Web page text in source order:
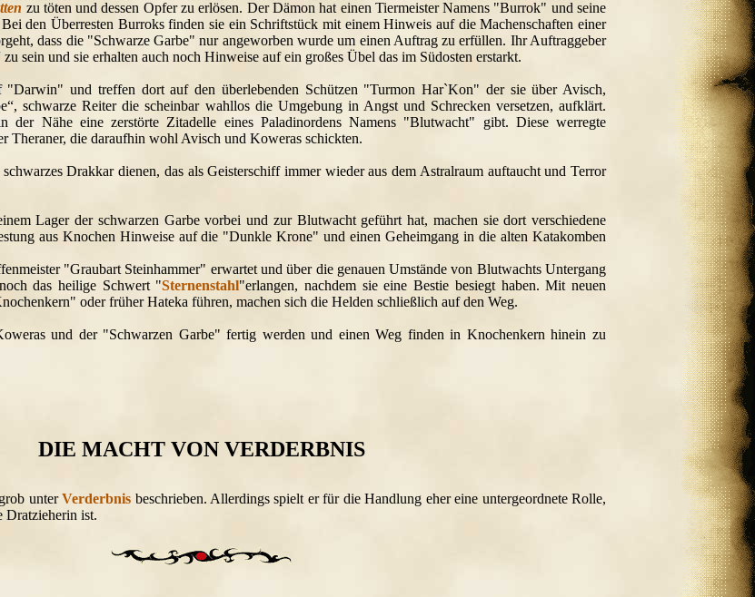
zu töten und dessen Opfer zu erlösen. Der Dämon hat einen Tiermeister Namens "Burrok" und seine
den Überresten Burroks finden sie ein Schriftstück mit einem Hinweis auf die Machenschaften einer
dass die "Schwarze Garbe" nur angeworben wurde um einen Auftrag zu erfüllen. Ihr Auftraggeber
sein und sie erhalten auch noch Hinweise auf ein großes Übel das im Südosten erstarkt.
und treffen dort auf den überlebenden Schützen "Turmon Har`Kon" der sie über Avisch,
schwarze Reiter die scheinbar wahllos die Umgebung in Angst und Schrecken versetzen, aufklärt.
der Nähe eine zerstörte Zitadelle eines Paladinordens Namens "Blutwacht" gibt. Diese werregte
Theraner, die daraufhin wohl Avisch und Koweras schickten.
Drakkar dienen, das als Geisterschiff immer wieder aus dem Astralraum auftaucht und Terror
Lager der schwarzen Garbe vorbei und zur Blutwacht geführt hat, machen sie dort verschiedene
aus Knochen Hinweise auf die "Dunkle Krone" und einen Geheimgang in die alten Katakomben
"Graubart Steinhammer" erwartet und über die genauen Umstände von Blutwachts Untergang
das heilige Schwert "Sternenstahl"erlangen, nachdem sie eine Bestie besiegt haben. Mit neuen
oder früher Hateka führen, machen sich die Helden schließlich auf den Weg.
und der "Schwarzen Garbe" fertig werden und einen Weg finden in Knochenkern hinein zu
DIE MACHT VON VERDERBNIS
unterVerderbnis beschrieben. Allerdings spielt er für die Handlung eher eine untergeordnete Rolle,
Dratzieherin ist.